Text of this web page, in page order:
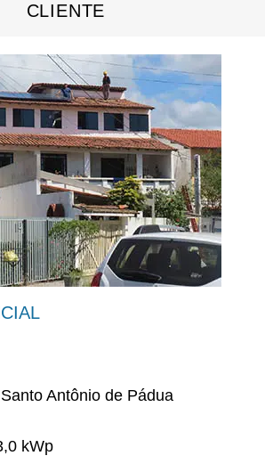
CLIENTE
Santo Antônio de Pádua
kWp